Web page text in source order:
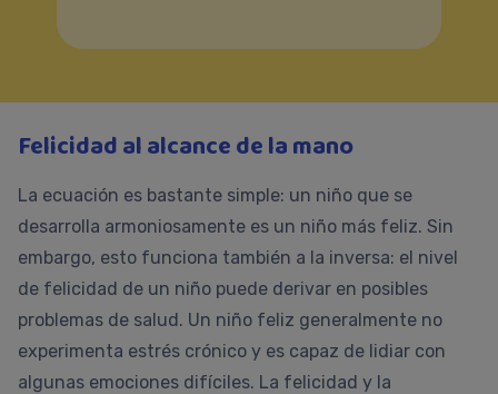
Felicidad al alcance de la mano
La ecuación es bastante simple: un niño que se
desarrolla armoniosamente es un niño más feliz. Sin
embargo, esto funciona también a la inversa: el nivel
de felicidad de un niño puede derivar en posibles
problemas de salud. Un niño feliz generalmente no
experimenta estrés crónico y es capaz de lidiar con
algunas emociones difíciles. La felicidad y la